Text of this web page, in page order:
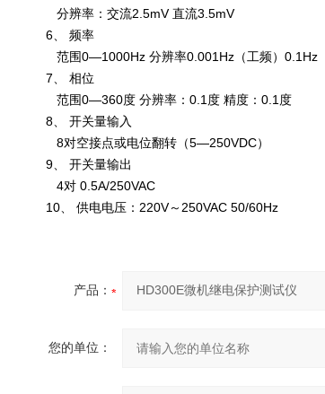
分辨率：交流2.5mV 直流3.5mV
6、 频率
范围0—1000Hz 分辨率0.001Hz（工频）0.1Hz（
7、 相位
范围0—360度 分辨率：0.1度 精度：0.1度
8、 开关量输入
8对空接点或电位翻转（5—250VDC）
9、 开关量输出
4对 0.5A/250VAC
10、 供电电压：220V～250VAC 50/60Hz
产品：
您的单位：